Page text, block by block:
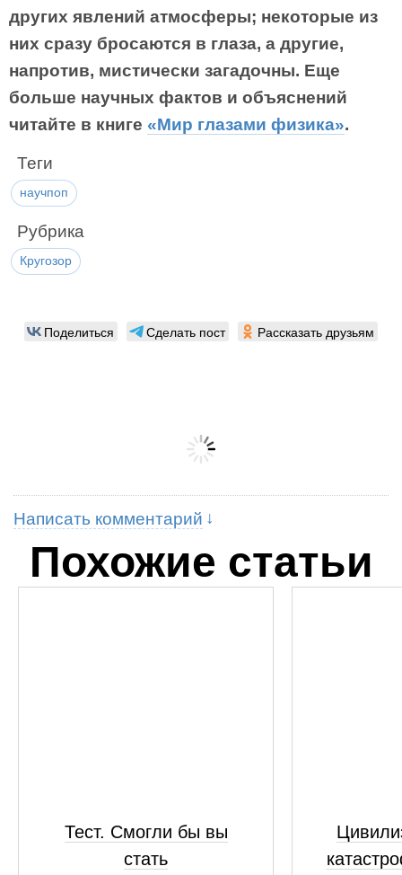
других явлений атмосферы; некоторые из
них сразу бросаются в глаза, а другие,
напротив, мистически загадочны. Еще
больше научных фактов и объяснений
читайте в книге «Мир глазами физика».
Теги
научпоп
Рубрика
Кругозор
Поделиться Сделать пост Рассказать друзьям
Написать комментарий
Похожие статьи
Тест. Смогли бы вы
стать